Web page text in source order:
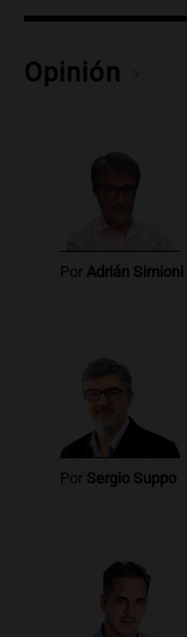
Episodios
Opinión
Por Adrián Simioni
Por Sergio Suppo